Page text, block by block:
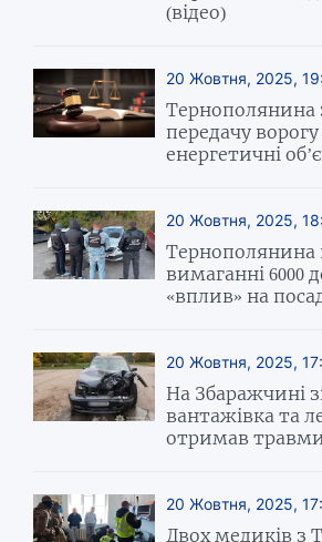
(відео)
20 Жовтня, 2025,
Тернополянина
передачу
енергетичні
20 Жовтня, 2025,
Тернополянина
вимаганні 6000
«вплив» на
20 Жовтня, 2025,
На Збаражчині
вантажівка та
отримав
20 Жовтня, 2025,
Двох медиків з